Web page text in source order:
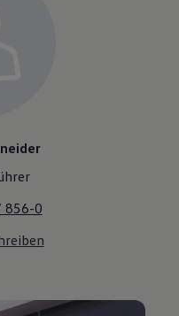
856-0